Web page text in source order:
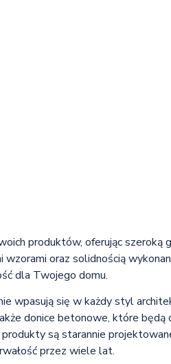
produktów, oferując szeroką
oraz solidnością
dla Twojego domu.
wpasują się w każdy styl
donice betonowe, które będą
są starannie
przez wiele lat.